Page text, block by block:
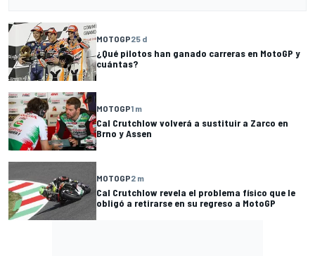
MOTOGP25 d
¿Qué pilotos han ganado carreras en MotoGP y
cuántas?
MOTOGP1 m
Cal Crutchlow volverá a sustituir a Zarco en
Brno y Assen
MOTOGP2 m
Cal Crutchlow revela el problema físico que le
obligó a retirarse en su regreso a MotoGP